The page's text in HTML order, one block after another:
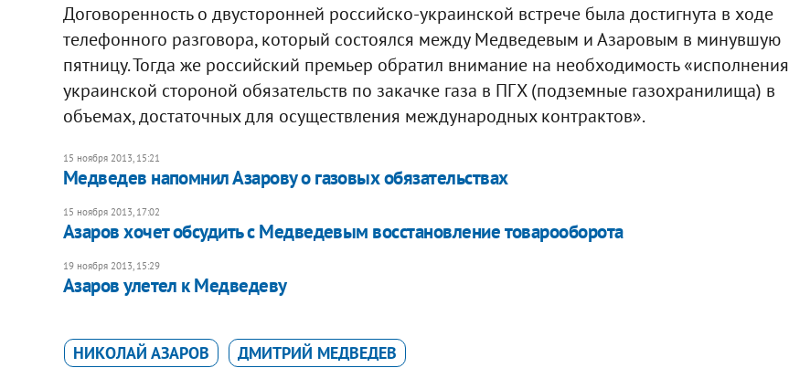
Договоренность о двусторонней российско-украинской встрече была достигнута в ходе
телефонного разговора, который состоялся между Медведевым и Азаровым в минувшую
пятницу. Тогда же российский премьер обратил внимание на необходимость «исполнения
украинской стороной обязательств по закачке газа в ПГХ (подземные газохранилища) в
объемах, достаточных для осуществления международных контрактов».
15 ноября 2013, 15:21
Медведев напомнил Азарову о газовых обязательствах
15 ноября 2013, 17:02
Азаров хочет обсудить с Медведевым восстановление товарооборота
19 ноября 2013, 15:29
Азаров улетел к Медведеву
НИКОЛАЙ АЗАРОВ ДМИТРИЙ МЕДВЕДЕВ